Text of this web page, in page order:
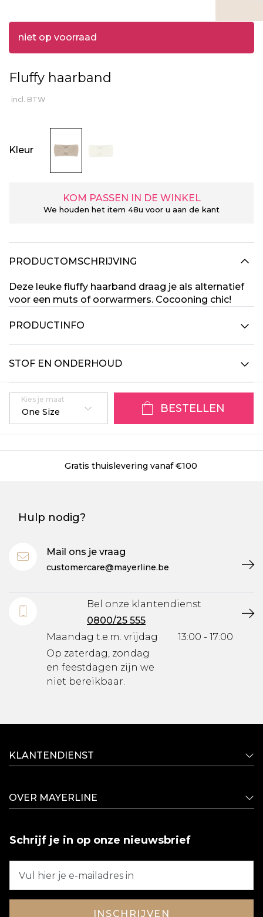
niet op voorraad
Fluffy haarband
incl. BTW
Kleur
KOM PASSEN IN DE WINKEL
We houden het item 48u voor u aan de kant
PRODUCTOMSCHRIJVING
Deze leuke fluffy haarband draag je als alternatief
voor een muts of oorwarmers. Cocooning chic!
PRODUCTINFO
STOF EN ONDERHOUD
Kies je maat
One Size BESTELLEN
Gratis thuislevering vanaf €100
Hulp nodig?
Mail ons je vraag
customercare@mayerline.be
Bel onze klantendienst
0800/25 555
Maandag t.e.m. vrijdag
Op zaterdag, zondag
en feestdagen zijn we
niet bereikbaar.
13:00 - 17:00
KLANTENDIENST
OVER MAYERLINE
Schrijf je in op onze nieuwsbrief
INSCHRIJVEN